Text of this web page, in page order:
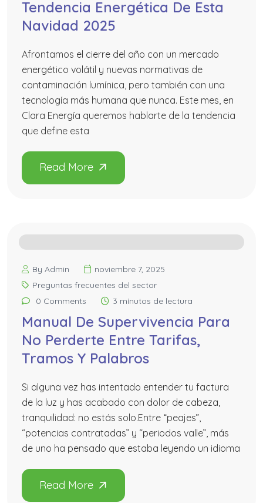
Tendencia Energética De Esta
Navidad 2025
Afrontamos el cierre del año con un mercado
energético volátil y nuevas normativas de
contaminación lumínica, pero también con una
tecnología más humana que nunca. Este mes, en
Clara Energía queremos hablarte de la tendencia
que define esta
By Admin
noviembre 7, 2025
Preguntas frecuentes del sector
0 Comments
3 mínutos de lectura
Manual De Supervivencia Para
No Perderte Entre Tarifas,
Tramos Y Palabros
Si alguna vez has intentado entender tu factura
de la luz y has acabado con dolor de cabeza,
tranquilidad: no estás solo.Entre “peajes”,
“potencias contratadas” y “periodos valle”, más
de uno ha pensado que estaba leyendo un idioma